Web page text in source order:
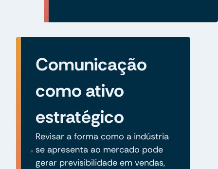
Comunicação
como ativo
estratégico
Revisar a forma como a indústria
se apresenta ao mercado pode
gerar previsibilidade em vendas,